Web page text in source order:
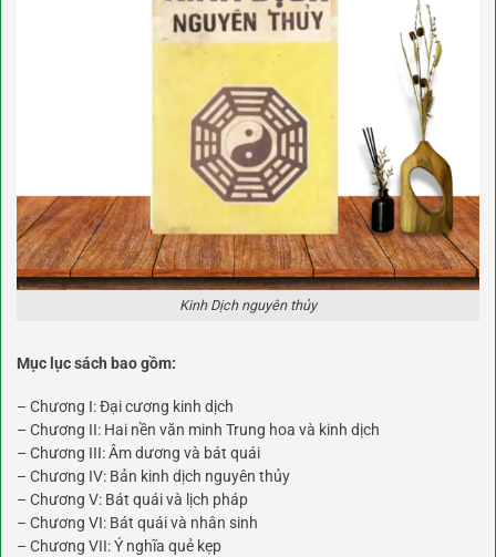
Kinh Dịch nguyên thủy
Mục lục sách bao gồm:
– Chương I: Đại cương kinh dịch
– Chương II: Hai nền văn minh Trung hoa và kinh dịch
– Chương III: Âm dương và bát quái
– Chương IV: Bản kinh dịch nguyên thủy
– Chương V: Bát quái và lịch pháp
– Chương VI: Bát quái và nhân sinh
– Chương VII: Ý nghĩa quẻ kẹp